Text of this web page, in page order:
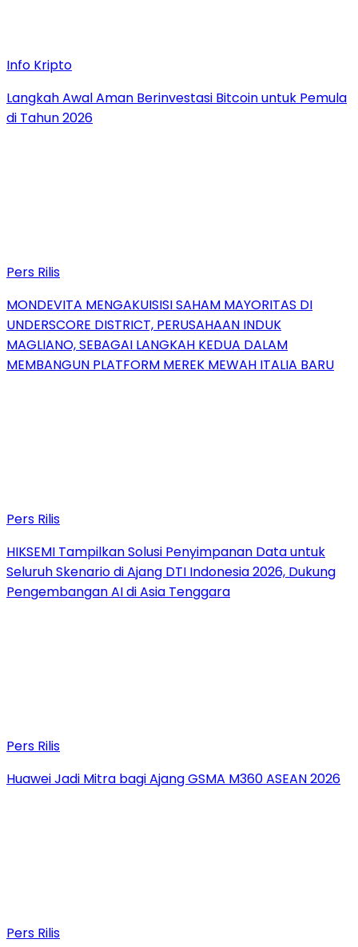
Info Kripto
Langkah Awal Aman Berinvestasi Bitcoin untuk Pemula
di Tahun 2026
Pers Rilis
MONDEVITA MENGAKUISISI SAHAM MAYORITAS DI
UNDERSCORE DISTRICT, PERUSAHAAN INDUK
MAGLIANO, SEBAGAI LANGKAH KEDUA DALAM
MEMBANGUN PLATFORM MEREK MEWAH ITALIA BARU
Pers Rilis
HIKSEMI Tampilkan Solusi Penyimpanan Data untuk
Seluruh Skenario di Ajang DTI Indonesia 2026, Dukung
Pengembangan AI di Asia Tenggara
Pers Rilis
Huawei Jadi Mitra bagi Ajang GSMA M360 ASEAN 2026
Pers Rilis